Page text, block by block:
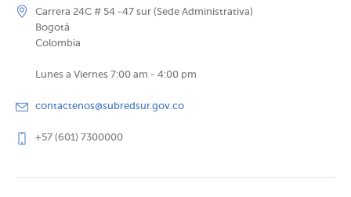
Carrera 24C # 54 -47 sur (Sede Administrativa)
Bogotá
Colombia
Lunes a Viernes 7:00 am - 4:00 pm
contactenos@subredsur.gov.co
+57 (601) 7300000